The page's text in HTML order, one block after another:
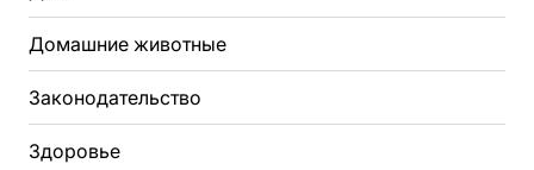
Домашние животные
Законодательство
Здоровье